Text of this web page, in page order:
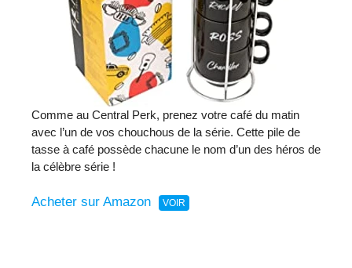
Comme au Central Perk, prenez votre café du matin
avec l’un de vos chouchous de la série. Cette pile de
tasse à café possède chacune le nom d’un des héros de
la célèbre série !
Acheter sur Amazon